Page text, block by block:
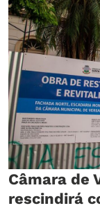
Câmara de
rescindirá